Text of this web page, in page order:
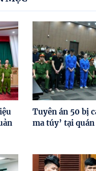
Tuyên án 50 bị
ma túy’ tại